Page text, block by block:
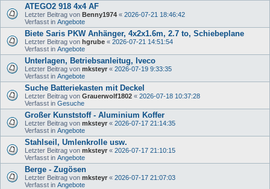
ATEGO2 918 4x4 AF
Letzter Beitrag von Benny1974 « 2026-07-21 18:46:42
Verfasst in Angebote
Biete Saris PKW Anhänger, 4x2x1.6m, 2.7 to, Schiebeplane
Letzter Beitrag von hgrube « 2026-07-21 14:51:54
Verfasst in Angebote
Unterlagen, Betriebsanleitug, Iveco
Letzter Beitrag von mksteyr « 2026-07-19 9:33:35
Verfasst in Angebote
Suche Batteriekasten mit Deckel
Letzter Beitrag von Grauerwolf1802 « 2026-07-18 10:37:28
Verfasst in Gesuche
Großer Kunststoff - Aluminium Koffer
Letzter Beitrag von mksteyr « 2026-07-17 21:14:35
Verfasst in Angebote
Stahlseil, Umlenkrolle usw.
Letzter Beitrag von mksteyr « 2026-07-17 21:10:15
Verfasst in Angebote
Berge - Zugösen
Letzter Beitrag von mksteyr « 2026-07-17 21:07:03
Verfasst in Angebote